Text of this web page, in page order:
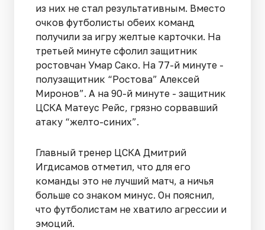
из них не стал результативным. Вместо
очков футболисты обеих команд
получили за игру желтые карточки. На
третьей минуте сфолил защитник
ростовчан Умар Сако. На 77-й минуте -
полузащитник “Ростова” Алексей
Миронов”. А на 90-й минуте - защитник
ЦСКА Матеус Рейс, грязно сорвавший
атаку “желто-синих”.
Главный тренер ЦСКА Дмитрий
Игдисамов отметил, что для его
команды это не лучший матч, а ничья
больше со знаком минус. Он пояснил,
что футболистам не хватило агрессии и
эмоций.